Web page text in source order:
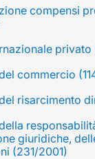
compensi
privato
commercio
risarcimento
giuridiche,
(231/2001)